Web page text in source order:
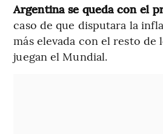
Argentina se queda con el
caso de que disputara la
más elevada con el resto de
juegan el Mundial.